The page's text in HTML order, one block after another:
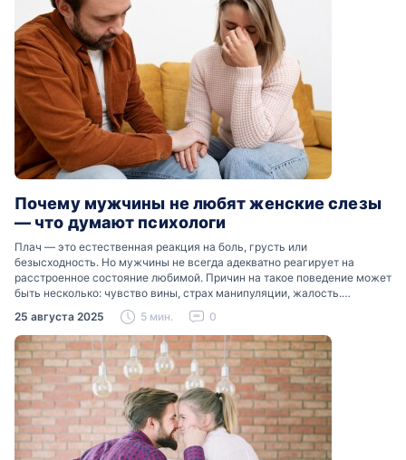
Почему мужчины не любят женские слезы
— что думают психологи
Плач — это естественная реакция на боль, грусть или
безысходность. Но мужчины не всегда адекватно реагирует на
расстроенное состояние любимой. Причин на такое поведение может
быть несколько: чувство вины, страх манипуляции, жалость.
Разобраться, почему мужчины боятся женских слез, помогут советы
психологов…
25 августа 2025 5 мин. 0